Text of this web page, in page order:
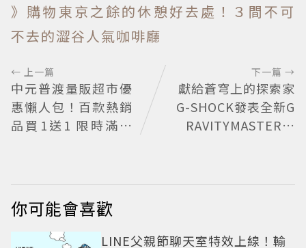
》購物東京之餘的休憩好去處！３間不可
不去的澀谷人氣咖啡廳
← 上一篇
中元普渡量販超市優
惠懶人包！百款熱銷
品買1送1 限時滿額
下一篇 →
獻給蒼穹上的探索家
G-SHOCK發表全新G
RAVITYMASTER飛
你可能會喜歡
LINE父親節聊天室特效上線！輸